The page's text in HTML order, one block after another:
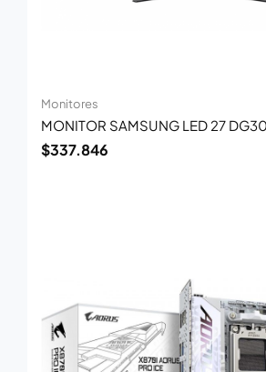
Monitores
MONITOR SAMSUNG LED 27
$337.846